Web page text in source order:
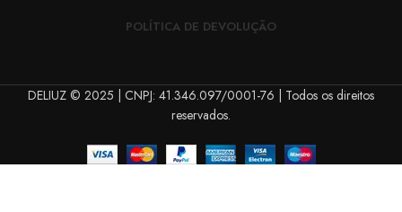
POLÍTICA DE DEVOLUÇÃO
DELIUZ © 2025 | CNPJ: 41.346.097/0001-76 | Todos os direitos
reservados.